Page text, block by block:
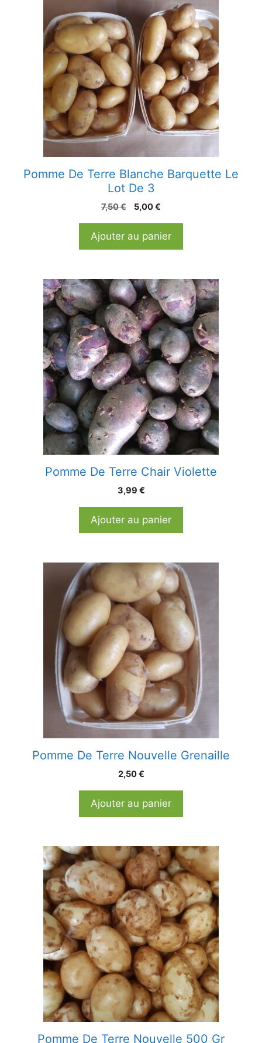
Pomme De Terre Blanche Barquette Le
Lot De 3
7,50€
Le
était :
5,00€
actuel
est :
Ajouter au panier
Pomme De Terre Chair Violette
3,99 €
Ajouter au panier
Pomme De Terre Nouvelle Grenaille
2,50€
Ajouter au panier
Pomme De Terre Nouvelle 500 Gr